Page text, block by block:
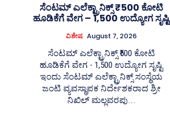
ಸೆಂಟಮ್ ಎಲೆಕ್ಟ್ರಾನಿಕ್ಸ್ ₹500 ಕೋಟಿ
ಹೂಡಿಕೆಗೆ ವೇಗ – 1,500 ಉದ್ಯೋಗ ಸೃಷ್ಟಿ
ವಿಶೇಷ August 7, 2026
ಸೆಂಟಮ್ ಎಲೆಕ್ಟ್ರಾನಿಕ್ಸ್ ₹500 ಕೋಟಿ
ಹೂಡಿಕೆಗೆ ವೇಗ - 1,500 ಉದ್ಯೋಗ ಸೃಷ್ಟಿ
ಇಂದು ಸೆಂಟಮ್ ಎಲೆಕ್ಟ್ರಾನಿಕ್ಸ್ ಸಂಸ್ಥೆಯ
ಜಂಟಿ ವ್ಯವಸ್ಥಾಪಕ ನಿರ್ದೇಶಕರಾದ ಶ್ರೀ
ನಿಖಿಲ್ ಮಲ್ಲವರಪು...